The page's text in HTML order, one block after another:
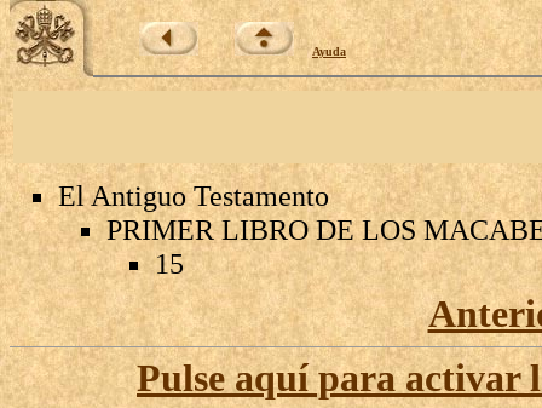
Ayuda
El Antiguo Testamento
PRIMER LIBRO DE LOS
15
Pulse aquí para activar